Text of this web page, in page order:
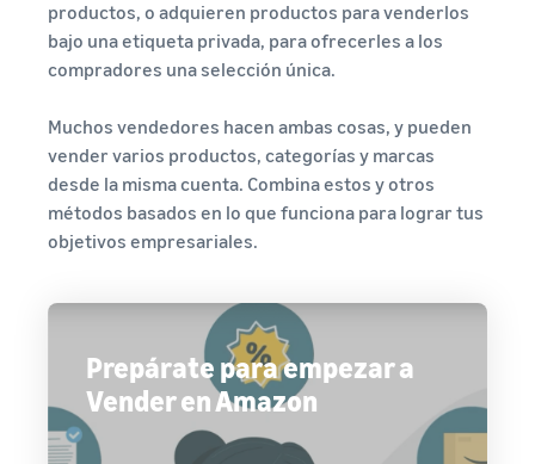
productos, o adquieren productos para venderlos
bajo una etiqueta privada, para ofrecerles a los
compradores una selección única.
Muchos vendedores hacen ambas cosas, y pueden
vender varios productos, categorías y marcas
desde la misma cuenta. Combina estos y otros
métodos basados en lo que funciona para lograr tus
objetivos empresariales.
Prepárate para empezar a
Vender en Amazon